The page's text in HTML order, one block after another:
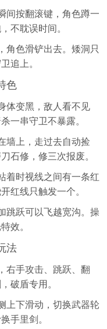
间按翻滚键，角色蹲一
不耽误时间。
角色滑铲出去。矮洞只
追上。
色
体变黑，敌人看不见
一串守卫不暴露。
墙上，走过去自动捡
石修，修三次报废。
着时视线之间有一条红
红线只触发一个。
跳跃可以飞越宽沟。操
效。
法
右手攻击、跳跃、翻
破盾专用。
上下滑动，切换武器轮
手里剑。